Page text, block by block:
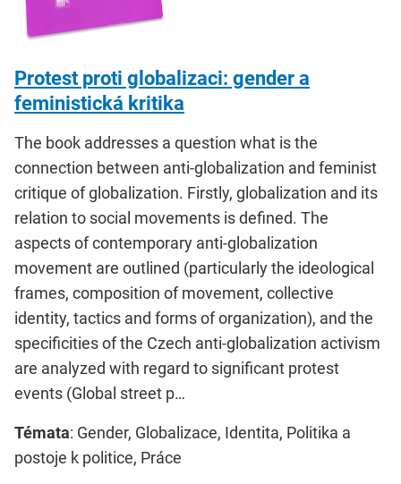
Protest proti globalizaci: gender a
feministická kritika
The book addresses a question what is the
connection between anti-globalization and feminist
critique of globalization. Firstly, globalization and its
relation to social movements is defined. The
aspects of contemporary anti-globalization
movement are outlined (particularly the ideological
frames, composition of movement, collective
identity, tactics and forms of organization), and the
specificities of the Czech anti-globalization activism
are analyzed with regard to significant protest
events (Global street p…
Témata: Gender, Globalizace, Identita, Politika a
postoje k politice, Práce